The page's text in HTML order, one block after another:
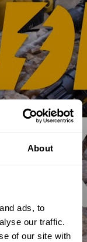
About
ads, to
our traffic.
of our site with